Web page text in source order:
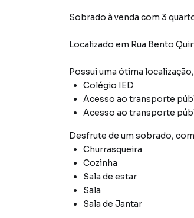
Sobrado à venda com 3
Localizado em Rua Bento
Possui uma ótima
Colégio IED
Acesso ao transporte
Acesso ao transporte
Desfrute de um sobrado,
Churrasqueira
Cozinha
Sala de estar
Sala
Sala de Jantar